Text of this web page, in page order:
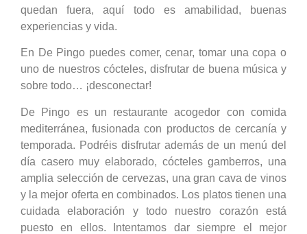
quedan fuera, aquí todo es amabilidad, buenas
experiencias y vida.
En De Pingo puedes comer, cenar, tomar una copa o
uno de nuestros cócteles, disfrutar de buena música y
sobre todo… ¡desconectar!
De Pingo es un restaurante acogedor con comida
mediterránea, fusionada con productos de cercanía y
temporada. Podréis disfrutar además de un menú del
día casero muy elaborado, cócteles gamberros, una
amplia selección de cervezas, una gran cava de vinos
y la mejor oferta en combinados. Los platos tienen una
cuidada elaboración y todo nuestro corazón está
puesto en ellos. Intentamos dar siempre el mejor